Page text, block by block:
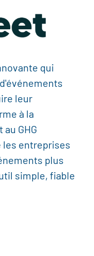
qui
leur
à la
GHG
les entreprises
plus
simple, fiable